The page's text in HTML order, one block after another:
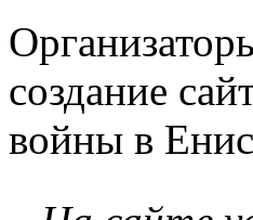
создание
войны в